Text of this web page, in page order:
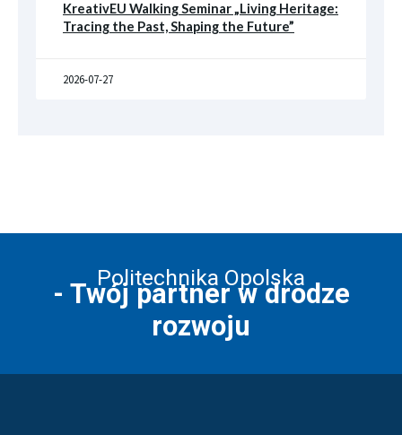
KreativEU Walking Seminar „Living Heritage:
Tracing the Past, Shaping the Future”
2026-07-27
Politechnika Opolska
- Twój partner w drodze
rozwoju